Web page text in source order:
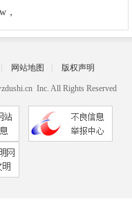
，
网站地图 版权声明
Inc. All Rights Reserved